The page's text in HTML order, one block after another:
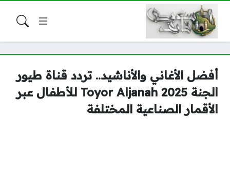
أفضل الأغاني والأناشيد.. تردد قناة طيور
الجنة Toyor Aljanah 2025 للأطفال عبر
الأقمار الصناعية المختلفة